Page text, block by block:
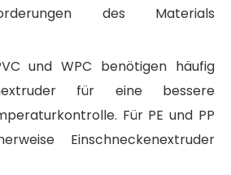
des Materials
und WPC benötigen häufig
für eine bessere
Für PE und PP
Einschneckenextruder